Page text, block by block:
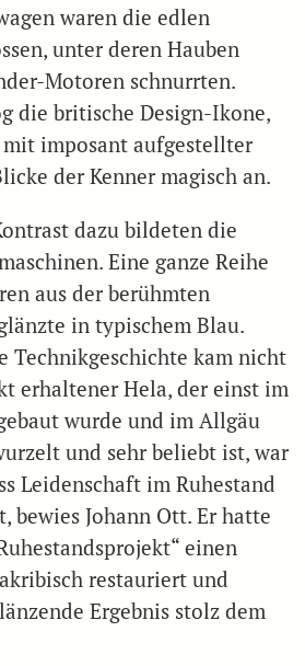
waren die edlen
unter deren Hauben
Motoren schnurrten.
die britische Design-Ikone,
mit imposant aufgestellter
der Kenner magisch an.
dazu bildeten die
Eine ganze Reihe
aus der berühmten
in typischem Blau.
Technikgeschichte kam nicht
erhaltener Hela, der einst im
wurde und im Allgäu
und sehr beliebt ist, war
Leidenschaft im Ruhestand
bewies Johann Ott. Er hatte
einen
restauriert und
Ergebnis stolz dem